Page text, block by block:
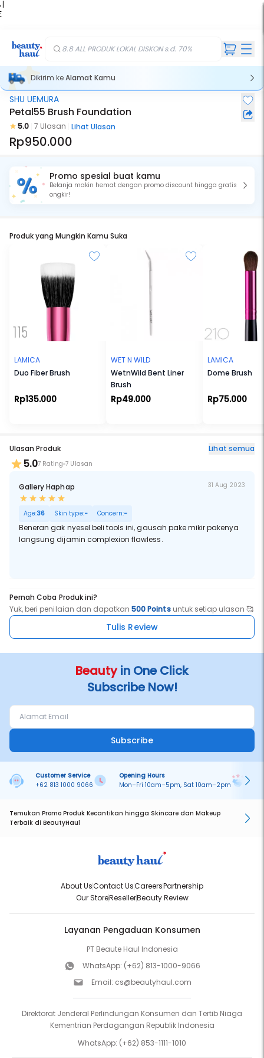
|
8.8 ALL PRODUK LOKAL DISKON s.d. 70%
Dikirim keAlamat Kamu
SHU UEMURA
Petal55 Brush Foundation
5.0 7 Ulasan Lihat Ulasan
Rp950.000
Promo spesial buat kamu
Belanja makin hemat dengan promo discount hingga gratis
ongkir!
Produk yang Mungkin Kamu Suka
LAMICA
Duo Fiber Brush
Rp135.000
WET N WILD
WetnWild Bent Liner
Brush
Rp49.000
LAMICA
Dome Brush
Rp75.000
Ulasan Produk Lihat semua
5.07 Rating 7 Ulasan
Gallery Haphap 31 Aug 2023
Age:36 Skin type:- Concern:-
Beneran gak nyesel beli tools ini, gausah pake mikir pakenya
langsung dijamin complexion flawless.
Pernah Coba Produk ini?
Yuk, beri penilaian dan dapatkan500 Pointsuntuk setiap ulasan 🥰
Tulis Review
Beautyin One Click
Subscribe Now!
Subscribe
Customer Service
+62 813 1000 9066
Opening Hours
Mon–Fri 10am–5pm, Sat 10am–2pm
Temukan Promo Produk Kecantikan hingga Skincare dan Makeup
Terbaik di BeautyHaul
About UsContact UsCareersPartnership
Our StoreResellerBeauty Review
Layanan Pengaduan Konsumen
PT Beaute Haul Indonesia
WhatsApp: (+62) 813-1000-9066
Email: cs@beautyhaul.com
Direktorat Jenderal Perlindungan Konsumen dan Tertib Niaga
Kementrian Perdagangan Republik Indonesia
WhatsApp: (+62) 853-1111-1010